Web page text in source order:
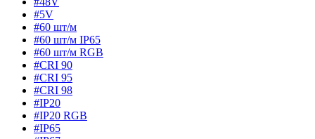
#5V
#60 шт/м
#60 шт/м IP65
#60 шт/м RGB
#CRI 90
#CRI 95
#CRI 98
#IP20
#IP20 RGB
#IP65